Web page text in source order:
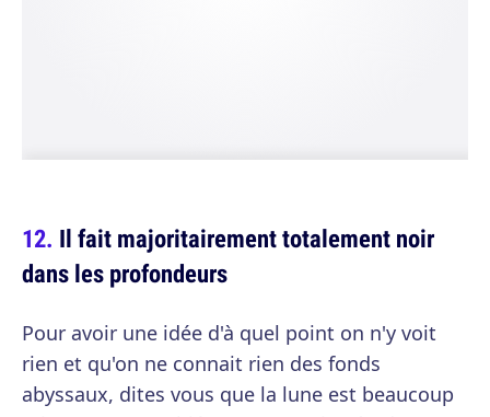
Il fait majoritairement totalement noir
dans les profondeurs
Pour avoir une idée d'à quel point on n'y voit
rien et qu'on ne connait rien des fonds
abyssaux, dites vous que la lune est beaucoup